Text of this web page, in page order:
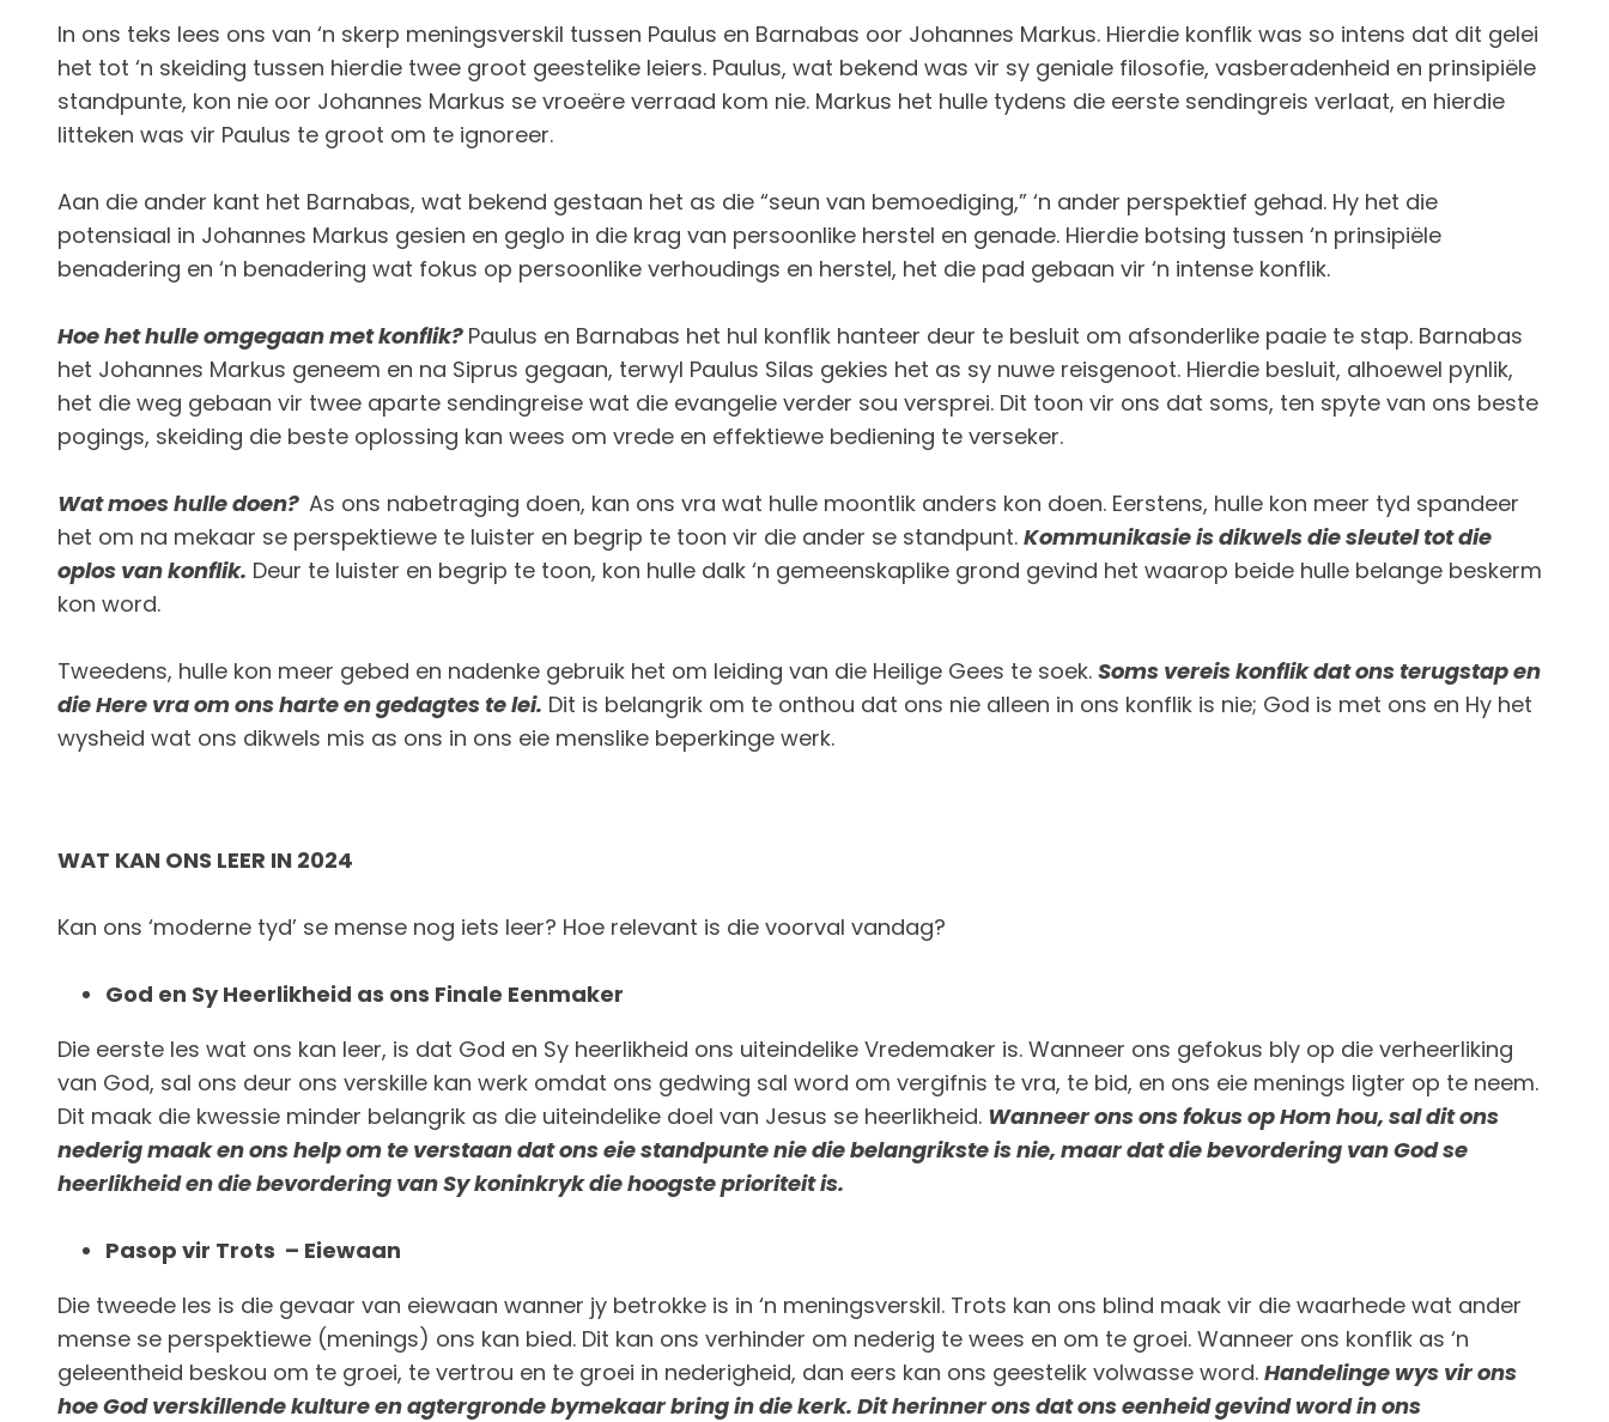
In ons teks lees ons van ‘n skerp meningsverskil tussen Paulus en Barnabas oor Johannes Markus. Hierdie konflik was so intens dat dit gelei
het tot ‘n skeiding tussen hierdie twee groot geestelike leiers. Paulus, wat bekend was vir sy geniale filosofie, vasberadenheid en prinsipiële
standpunte, kon nie oor Johannes Markus se vroeëre verraad kom nie. Markus het hulle tydens die eerste sendingreis verlaat, en hierdie
litteken was vir Paulus te groot om te ignoreer.
Aan die ander kant het Barnabas, wat bekend gestaan het as die “seun van bemoediging,” ‘n ander perspektief gehad. Hy het die
potensiaal in Johannes Markus gesien en geglo in die krag van persoonlike herstel en genade. Hierdie botsing tussen ‘n prinsipiële
benadering en ‘n benadering wat fokus op persoonlike verhoudings en herstel, het die pad gebaan vir ‘n intense konflik.
Hoe het hulle omgegaan met konflik? Paulus en Barnabas het hul konflik hanteer deur te besluit om afsonderlike paaie te stap. Barnabas
het Johannes Markus geneem en na Siprus gegaan, terwyl Paulus Silas gekies het as sy nuwe reisgenoot. Hierdie besluit, alhoewel pynlik,
het die weg gebaan vir twee aparte sendingreise wat die evangelie verder sou versprei. Dit toon vir ons dat soms, ten spyte van ons beste
pogings, skeiding die beste oplossing kan wees om vrede en effektiewe bediening te verseker.
Wat moes hulle doen? As ons nabetraging doen, kan ons vra wat hulle moontlik anders kon doen. Eerstens, hulle kon meer tyd spandeer
het om na mekaar se perspektiewe te luister en begrip te toon vir die ander se standpunt. Kommunikasie is dikwels die sleutel tot die
oplos van konflik. Deur te luister en begrip te toon, kon hulle dalk ‘n gemeenskaplike grond gevind het waarop beide hulle belange beskerm
kon word.
Tweedens, hulle kon meer gebed en nadenke gebruik het om leiding van die Heilige Gees te soek. Soms vereis konflik dat ons terugstap en
die Here vra om ons harte en gedagtes te lei. Dit is belangrik om te onthou dat ons nie alleen in ons konflik is nie; God is met ons en Hy het
wysheid wat ons dikwels mis as ons in ons eie menslike beperkinge werk.
WAT KAN ONS LEER IN 2024
Kan ons ‘moderne tyd’ se mense nog iets leer? Hoe relevant is die voorval vandag?
God en Sy Heerlikheid as ons Finale Eenmaker
Die eerste les wat ons kan leer, is dat God en Sy heerlikheid ons uiteindelike Vredemaker is. Wanneer ons gefokus bly op die verheerliking
van God, sal ons deur ons verskille kan werk omdat ons gedwing sal word om vergifnis te vra, te bid, en ons eie menings ligter op te neem.
Dit maak die kwessie minder belangrik as die uiteindelike doel van Jesus se heerlikheid. Wanneer ons ons fokus op Hom hou, sal dit ons
nederig maak en ons help om te verstaan dat ons eie standpunte nie die belangrikste is nie, maar dat die bevordering van God se
heerlikheid en die bevordering van Sy koninkryk die hoogste prioriteit is.
Pasop vir Trots – Eiewaan
Die tweede les is die gevaar van eiewaan wanner jy betrokke is in ‘n meningsverskil. Trots kan ons blind maak vir die waarhede wat ander
mense se perspektiewe (menings) ons kan bied. Dit kan ons verhinder om nederig te wees en om te groei. Wanneer ons konflik as ‘n
geleentheid beskou om te groei, te vertrou en te groei in nederigheid, dan eers kan ons geestelik volwasse word. Handelinge wys vir ons
hoe God verskillende kulture en agtergronde bymekaar bring in die kerk. Dit herinner ons dat ons eenheid gevind word in ons